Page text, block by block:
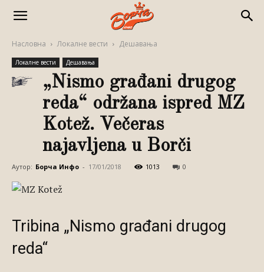
Насловна Локалне вести Дешавања
Локалне вести Дешавања
„Nismo građani drugog
reda“ održana ispred MZ
Kotež. Večeras
najavljena u Borči
Аутор: Борча Инфо - 17/01/2018 1013 0
Tribina „Nismo građani drugog
reda“